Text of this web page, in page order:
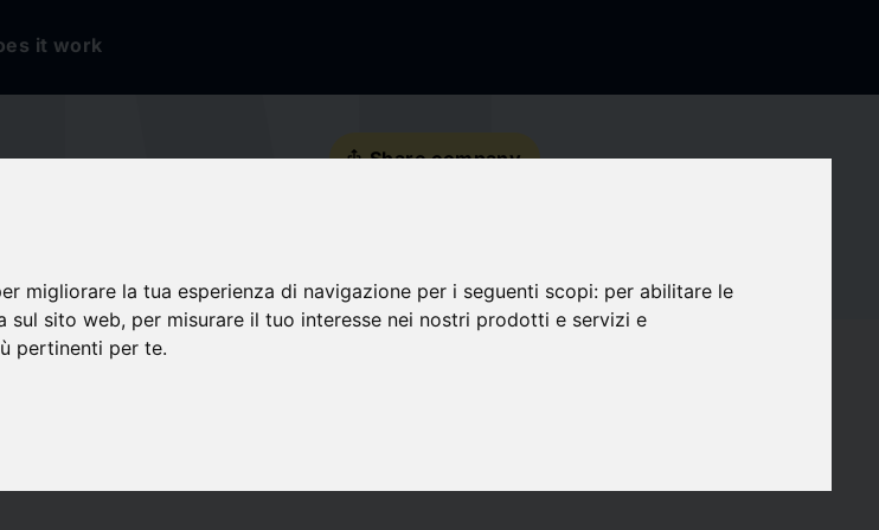
migliorare la tua esperienza di navigazione per i seguenti scopi: per abilitare le
sul sito web, per misurare il tuo interesse nei nostri prodotti e servizi e
pertinenti per te.
it work
ios_share Share company
Social Media